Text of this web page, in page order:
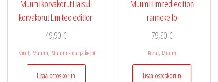
Muumi korvakorut Haisuli
korvakorut Limited edition
49,90€
Korut, Muumi, Muumi korut ja kellot
Lisää ostoskoriin
Muumi Limited edition
rannekello
79,90 €
Korut, Muumi
Lisää ostoskoriin